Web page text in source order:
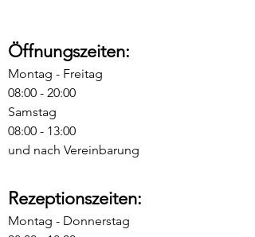
Öffnungszeiten:
Montag - Freitag
08:00 - 20:00
Samstag
08:00 - 13:00
und nach Vereinbarung
Rezeptionszeiten:
Montag - Donnerstag